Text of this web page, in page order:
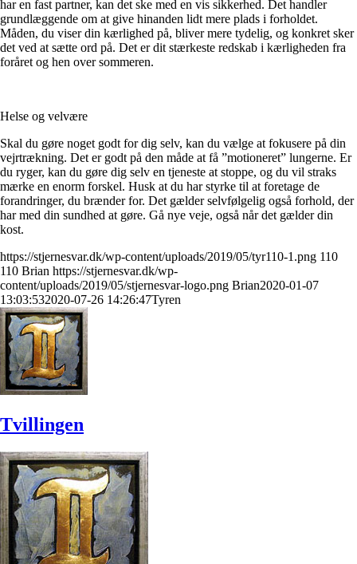
har en fast partner, kan det ske med en vis sikkerhed. Det handler
grundlæggende om at give hinanden lidt mere plads i forholdet.
Måden, du viser din kærlighed på, bliver mere tydelig, og konkret sker
det ved at sætte ord på. Det er dit stærkeste redskab i kærligheden fra
foråret og hen over sommeren.
Helse og velvære
Skal du gøre noget godt for dig selv, kan du vælge at fokusere på din
vejrtrækning. Det er godt på den måde at få ”motioneret” lungerne. Er
du ryger, kan du gøre dig selv en tjeneste at stoppe, og du vil straks
mærke en enorm forskel. Husk at du har styrke til at foretage de
forandringer, du brænder for. Det gælder selvfølgelig også forhold, der
har med din sundhed at gøre. Gå nye veje, også når det gælder din
kost.
https://stjernesvar.dk/wp-content/uploads/2019/05/tyr110-1.png 110
110 Brian https://stjernesvar.dk/wp-
content/uploads/2019/05/stjernesvar-logo.png Brian2020-01-07
13:03:532020-07-26 14:26:47Tyren
Tvillingen